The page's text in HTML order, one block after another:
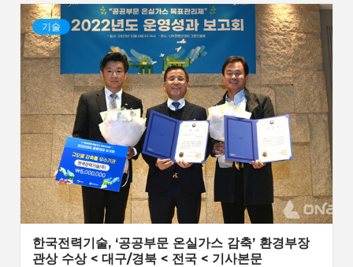
기술
한국전력기술, ‘공공부문 온실가스 감축’ 환경부장
관상 수상 < 대구/경북 < 전국 < 기사본문